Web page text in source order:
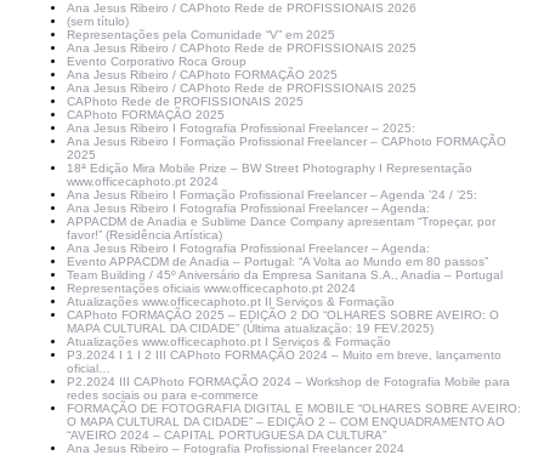
Ana Jesus Ribeiro / CAPhoto Rede de PROFISSIONAIS 2026
(sem título)
Representações pela Comunidade “V” em 2025
Ana Jesus Ribeiro / CAPhoto Rede de PROFISSIONAIS 2025
Evento Corporativo Roca Group
Ana Jesus Ribeiro / CAPhoto FORMAÇÃO 2025
Ana Jesus Ribeiro / CAPhoto Rede de PROFISSIONAIS 2025
CAPhoto Rede de PROFISSIONAIS 2025
CAPhoto FORMAÇÃO 2025
Ana Jesus Ribeiro I Fotografia Profissional Freelancer – 2025:
Ana Jesus Ribeiro I Formação Profissional Freelancer – CAPhoto FORMAÇÃO
2025
18ª Edição Mira Mobile Prize – BW Street Photography I Representação
www.officecaphoto.pt 2024
Ana Jesus Ribeiro I Formação Profissional Freelancer – Agenda ’24 / ’25:
Ana Jesus Ribeiro I Fotografia Profissional Freelancer – Agenda:
APPACDM de Anadia e Sublime Dance Company apresentam “Tropeçar, por
favor!” (Residência Artística)
Ana Jesus Ribeiro I Fotografia Profissional Freelancer – Agenda:
Evento APPACDM de Anadia – Portugal: “A Volta ao Mundo em 80 passos”
Team Building / 45º Aniversário da Empresa Sanitana S.A., Anadia – Portugal
Representações oficiais www.officecaphoto.pt 2024
Atualizações www.officecaphoto.pt II Serviços & Formação
CAPhoto FORMAÇÃO 2025 – EDIÇÃO 2 DO “OLHARES SOBRE AVEIRO: O
MAPA CULTURAL DA CIDADE” (Última atualização: 19 FEV.2025)
Atualizações www.officecaphoto.pt I Serviços & Formação
P3.2024 I 1 I 2 III CAPhoto FORMAÇÃO 2024 – Muito em breve, lançamento
oficial…
P2.2024 III CAPhoto FORMAÇÃO 2024 – Workshop de Fotografia Mobile para
redes sociais ou para e-commerce
FORMAÇÃO DE FOTOGRAFIA DIGITAL E MOBILE “OLHARES SOBRE AVEIRO:
O MAPA CULTURAL DA CIDADE” – EDIÇÃO 2 – COM ENQUADRAMENTO AO
“AVEIRO 2024 – CAPITAL PORTUGUESA DA CULTURA”
Ana Jesus Ribeiro – Fotografia Profissional Freelancer 2024